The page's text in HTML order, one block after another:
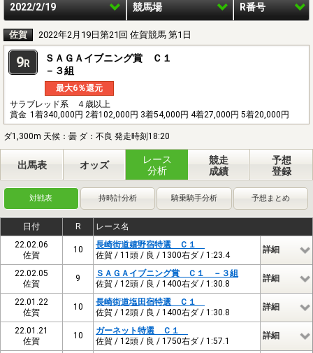
2022/2/19 競馬場 R番号
佐賀 2022年2月19日第21回 佐賀競馬 第1日
9R
ＳＡＧＡイブニング賞 Ｃ１
－３組
最大6％還元
サラブレッド系 ４歳以上
賞金 1着340,000円 2着102,000円 3着54,000円 4着27,000円 5着20,000円
ダ1,300m 天候：曇 ダ：不良 発走時刻18:20
出馬表 オッズ
レース
分析
競走
成績
予想
登録
対戦表 持時計分析 騎乗騎手分析 予想まとめ
日付 R
レース名
22.02.06
佐賀
10
長崎街道嬉野宿特選 Ｃ１
佐賀 / 11頭 / 良 / 1300右ダ / 1:23.4
詳細
22.02.05
佐賀
9
ＳＡＧＡイブニング賞 Ｃ１ －３組
佐賀 / 12頭 / 良 / 1400右ダ / 1:30.8
詳細
22.01.22
佐賀
10
長崎街道塩田宿特選 Ｃ１
佐賀 / 12頭 / 良 / 1400右ダ / 1:30.8
詳細
22.01.21
佐賀
10
ガーネット特選 Ｃ１
佐賀 / 12頭 / 良 / 1750右ダ / 1:57.1
詳細